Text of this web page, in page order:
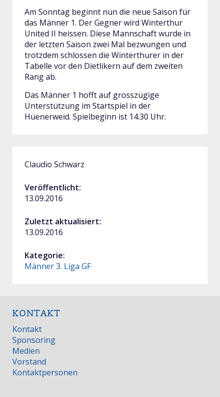
Am Sonntag beginnt nun die neue Saison für
das Männer 1. Der Gegner wird Winterthur
United II heissen. Diese Mannschaft wurde in
der letzten Saison zwei Mal bezwungen und
trotzdem schlossen die Winterthurer in der
Tabelle vor den Dietlikern auf dem zweiten
Rang ab.
Das Männer 1 hofft auf grosszügige
Unterstützung im Startspiel in der
Hüenerweid. Spielbeginn ist 14.30 Uhr.
Claudio Schwarz
Veröffentlicht:
13.09.2016
Zuletzt aktualisiert:
13.09.2016
Kategorie:
Männer 3. Liga GF
KONTAKT
Kontakt
Sponsoring
Medien
Vorstand
Kontaktpersonen